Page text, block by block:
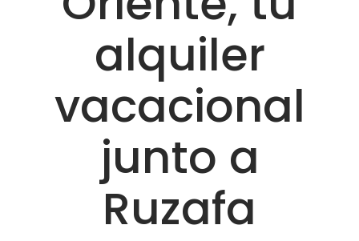
alquiler
vacacional
junto a
Ruzafa